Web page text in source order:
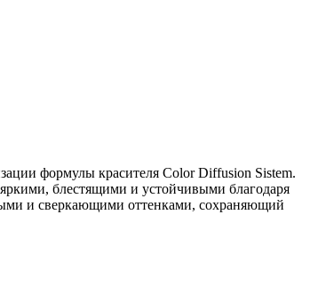
формулы красителя Color Diffusion Sistem.
блестящими и устойчивыми благодаря
и сверкающими оттенками, сохраняющий